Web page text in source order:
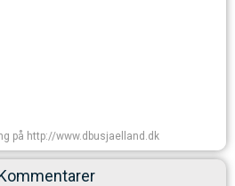
på http://www.dbusjaelland.dk